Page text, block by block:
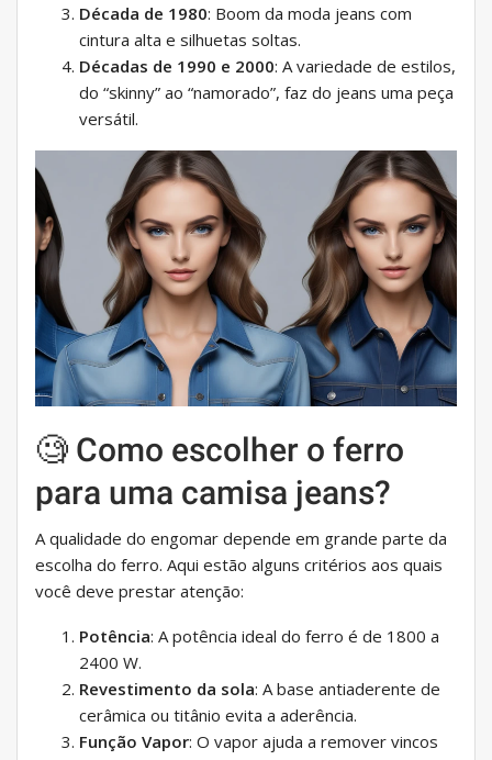
Década de 1980: Boom da moda jeans com
cintura alta e silhuetas soltas.
Décadas de 1990 e 2000: A variedade de estilos,
do “skinny” ao “namorado”, faz do jeans uma peça
versátil.
🧐 Como escolher o ferro
para uma camisa jeans?
A qualidade do engomar depende em grande parte da
escolha do ferro. Aqui estão alguns critérios aos quais
você deve prestar atenção:
Potência: A potência ideal do ferro é de 1800 a
2400 W.
Revestimento da sola: A base antiaderente de
cerâmica ou titânio evita a aderência.
Função Vapor: O vapor ajuda a remover vincos